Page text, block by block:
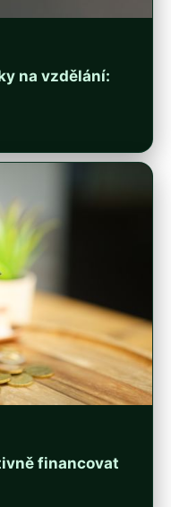
na vzdělání:
financovat